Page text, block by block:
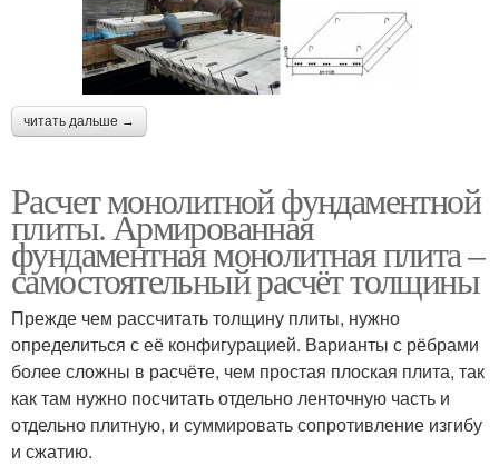
читать дальше →
Расчет монолитной фундаментной
плиты. Армированная
фундаментная монолитная плита –
самостоятельный расчёт толщины
Прежде чем рассчитать толщину плиты, нужно
определиться с её конфигурацией. Варианты с рёбрами
более сложны в расчёте, чем простая плоская плита, так
как там нужно посчитать отдельно ленточную часть и
отдельно плитную, и суммировать сопротивление изгибу
и сжатию.